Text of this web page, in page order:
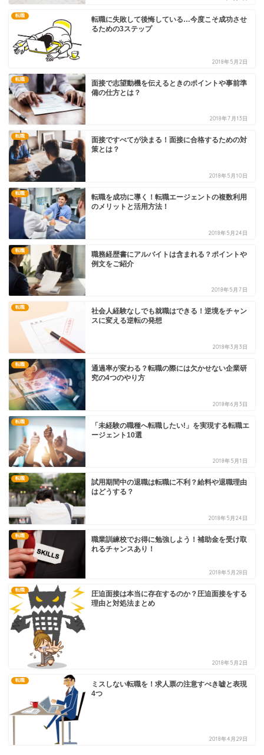
転職
転職に失敗して後悔している…今度こそ成功させ
るための3ステップ
2018年5月2日
転職
面接で志望動機を伝えるときのポイントや事前準
備の仕方とは？
2018年7月13日
転職
面接ですべてが決まる！面接に合格するための対
策とは？
2018年5月10日
転職
転職を成功に導く！転職エージェントの複数利用
のメリットと活用方法！
2018年5月24日
転職
職務経歴書にアルバイトは含まれる？ポイントや
例文をご紹介
2018年5月7日
転職
社会人経験なしでも就職はできる！逆境をチャン
スに変える逆転の発想
2018年3月3日
転職
通過率が変わる？転職の際には欠かせない企業研
究の4つのやり方
2018年6月3日
転職
「未経験の職種へ転職したい!」を実現する転職エ
ージェント10選
2018年5月1日
転職
試用期間中の退職は転職に不利？給料や退職理由
はどうする？
2018年5月24日
転職
職業訓練校でお得に勉強しよう！補助金を受け取
れるチャンスあり！
2018年5月28日
転職
圧迫面接は本当に存在するのか？圧迫面接をする
理由と対処法まとめ
2018年5月2日
転職
ミスしない転職を！求人票の注意すべき嘘と表現
4つ
2018年4月29日